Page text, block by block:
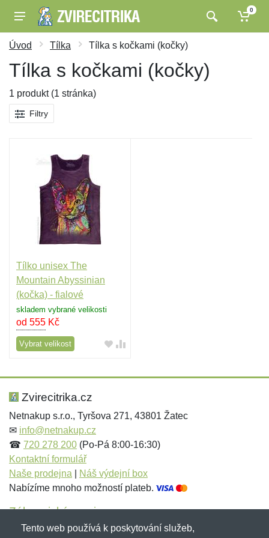
0
Úvod Tílka Tílka s kočkami (kočky)
Tílka s kočkami (kočky)
1 produkt (1 stránka)
Filtry
Tílko unisex The
Mountain Abyssinian
(kočka) - fialové
skladem vybrané velikosti
od 555 Kč
Vybrat velikost
Zvirecitrika.cz
Netnakup s.r.o., Tyršova 271, 43801 Žatec
✉ info@netnakup.cz
☎ 720 278 200 (Po-Pá 8:00-16:30)
Kontaktní formulář
Naše prodejna
Náš výdejní box
Nabízíme mnoho možností plateb.
Zákaznický servis
Novinky emailem
Tento web používá k poskytování služeb,